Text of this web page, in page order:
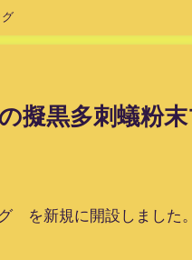
擬黒多刺蟻粉
を新規に開設しました。